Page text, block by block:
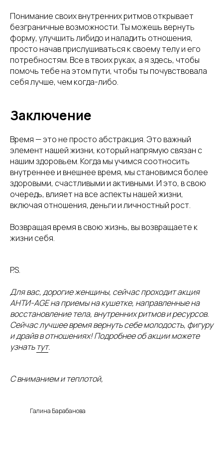
Понимание своих внутренних ритмов открывает
безграничные возможности. Ты можешь вернуть
форму, улучшить либидо и наладить отношения,
просто начав прислушиваться к своему телу и его
потребностям. Все в твоих руках, а я здесь, чтобы
помочь тебе на этом пути, чтобы ты почувствовала
себя лучше, чем когда-либо.
Заключение
Время — это не просто абстракция. Это важный
элемент нашей жизни, который напрямую связан с
нашим здоровьем. Когда мы учимся соотносить
внутреннее и внешнее время, мы становимся более
здоровыми, счастливыми и активными. И это, в свою
очередь, влияет на все аспекты нашей жизни,
включая отношения, деньги и личностный рост.
Возвращая время в свою жизнь, вы возвращаете к
жизни себя.
P.S.
Для вас, дорогие женщины, сейчас проходит акция
АНТИ-AGE на приемы на кушетке, направленные на
восстановление тела, внутренних ритмов и ресурсов.
Сейчас лучшее время вернуть себе молодость, фигуру
и драйв в отношениях! Подробнее об акции можете
узнатьтут.
С вниманием и теплотой,
Галина Барабанова